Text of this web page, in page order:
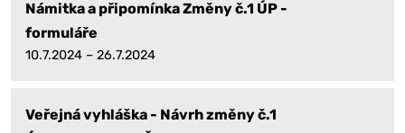
Námitka a připomínka Změny č.1 ÚP -
formuláře
10.7.2024 – 26.7.2024
Veřejná vyhláška - Návrh změny č.1